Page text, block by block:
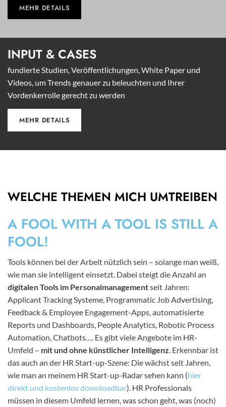
MEHR DETAILS
INPUT & CASES
fundierte Studien, Veröffentlichungen, White Paper und
Videos, um Trends genauer zu beleuchten und Ihrer
Vordenkerrolle gerecht zu werden
MEHR DETAILS
WELCHE THEMEN MICH UMTREIBEN
A FOOL WITH A TOOL IS STILL A
FOOL!
Tools können bei der Arbeit nützlich sein – solange man weiß,
wie man sie intelligent einsetzt. Dabei steigt die Anzahl an
digitalen Tools im Personalmanagementseit Jahren:
Applicant Tracking Systeme, Programmatic Job Advertising,
Feedback & Employee Engagement-Apps, automatisierte
Reports und Dashboards, People Analytics, Robotic Process
Automation, Chatbots…. Es gibt viele Angebote im HR-
Umfeld – mit und ohne künstlicher Intelligenz. Erkennbar ist
das auch an der HR Start-up-Szene: Die wächst seit Jahren,
wie man an meinem HR Start-up-Radar sehen kann (hier
direkt und kostenlos downloadbar). HR Professionals
müssen in diesem Umfeld lernen, was schon geht, was (noch)